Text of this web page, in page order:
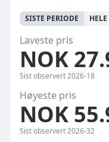
SISTE PERIODE
Laveste pris
NOK
Sist observert2026-18
Høyeste pris
NOK
Sist observert2026-32